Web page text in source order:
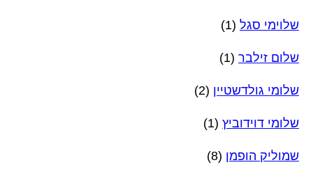
שלוימי סגל (1)
שלום זילבר (1)
שלומי גולדשטיין (2)
שלומי דוידוביץ (1)
שמוליק הופמן (8)